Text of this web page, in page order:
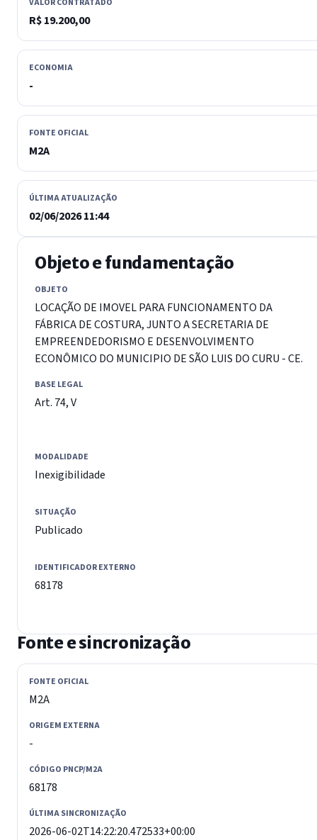
R$ 19.200,00
ECONOMIA
-
FONTE OFICIAL
M2A
ÚLTIMA ATUALIZAÇÃO
02/06/2026 11:44
Objeto e fundamentação
OBJETO
LOCAÇÃO DE IMOVEL PARA FUNCIONAMENTO DA
FÁBRICA DE COSTURA, JUNTO A SECRETARIA DE
EMPREENDEDORISMO E DESENVOLVIMENTO
ECONÔMICO DO MUNICIPIO DE SÃO LUIS DO CURU - CE.
BASE LEGAL
Art. 74, V
MODALIDADE
Inexigibilidade
SITUAÇÃO
Publicado
IDENTIFICADOR EXTERNO
68178
Fonte e sincronização
FONTE OFICIAL
M2A
ORIGEM EXTERNA
-
CÓDIGO PNCP/M2A
68178
ÚLTIMA SINCRONIZAÇÃO
2026-06-02T14:22:20.472533+00:00